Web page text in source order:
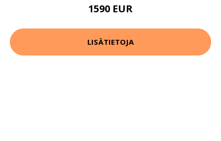
1590 EUR
LISÄTIETOJA